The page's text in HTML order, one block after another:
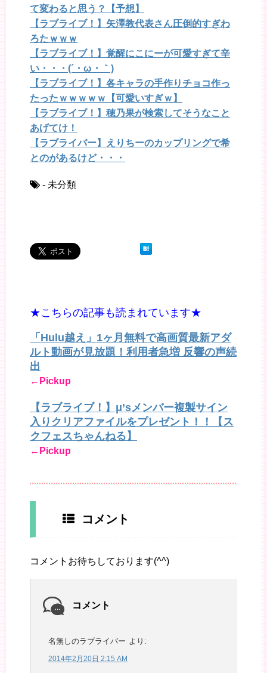
て変わると思う？【予想】
【ラブライブ！】矢澤教代表さん圧倒的すぎわ
ろたｗｗｗ
【ラブライブ！】覚醒にこにーが可愛すぎて辛
い・・・(´・ω・｀)
【ラブライブ！】各キャラの手作りチョコ作っ
たったｗｗｗｗｗ【可愛いすぎｗ】
【ラブライブ！】穂乃果が検索してそうなこと
あげてけ！
【ラブライバー】えりちーのカップリングで希
とのがあるけど・・・
- 未分類
★こちらの記事も読まれています★
「Hulu越え」1ヶ月無料で高画質最新アダ
ルト動画が見放題！利用者急増 反響の声続
出
←Pickup
【ラブライブ！】μ’sメンバー複製サイン
入りクリアファイルをプレゼント！！【ス
クフェスちゃんねる】
←Pickup
コメント
コメントお待ちしております(^^)
コメント
名無しのラブライバー より:
2014年2月20日 2:15 AM